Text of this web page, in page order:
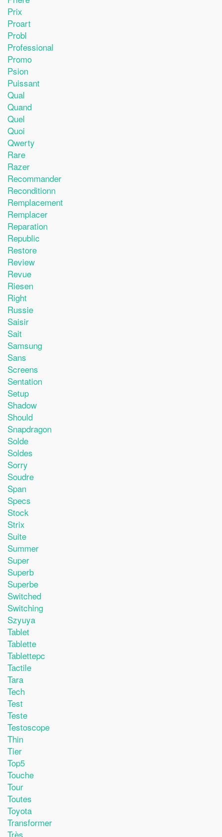
Prix
Proart
Probl
Professional
Promo
Psion
Puissant
Qual
Quand
Quel
Quoi
Qwerty
Rare
Razer
Recommander
Reconditionn
Remplacement
Remplacer
Reparation
Republic
Restore
Review
Revue
Riesen
Right
Russie
Saisir
Sait
Samsung
Sans
Screens
Sentation
Setup
Shadow
Should
Snapdragon
Solde
Soldes
Sorry
Soudre
Span
Specs
Stock
Strix
Suite
Summer
Super
Superb
Superbe
Switched
Switching
Szyuya
Tablet
Tablette
Tablettepc
Tactile
Tara
Tech
Test
Teste
Testoscope
Thin
Tier
Top5
Touche
Tour
Toutes
Toyota
Transformer
Très